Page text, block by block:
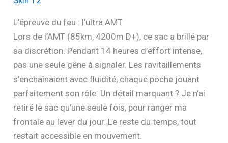
L’épreuve du feu : l’ultra AMT
Lors de l’AMT (85km, 4200m D+), ce sac a brillé par
sa discrétion. Pendant 14 heures d’effort intense,
pas une seule gêne à signaler. Les ravitaillements
s’enchaînaient avec fluidité, chaque poche jouant
parfaitement son rôle. Un détail marquant ? Je n’ai
retiré le sac qu’une seule fois, pour ranger ma
frontale au lever du jour. Le reste du temps, tout
restait accessible en mouvement.